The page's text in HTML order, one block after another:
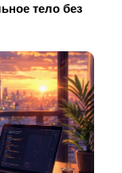
тело без